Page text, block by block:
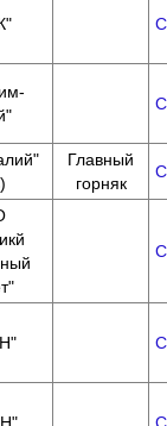
Главный
горняк